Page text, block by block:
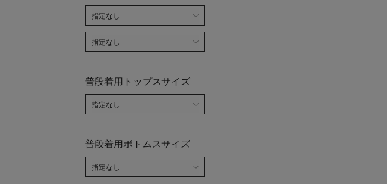
普段着用トップスサイズ
普段着用ボトムスサイズ